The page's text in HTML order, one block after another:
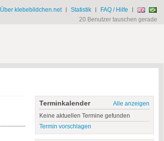
Über klebebildchen.net | Statistik | FAQ / Hilfe |
20 Benutzer tauschen gerade
Terminkalender
Alle anzeigen
Keine aktuellen Termine gefunden
Termin vorschlagen